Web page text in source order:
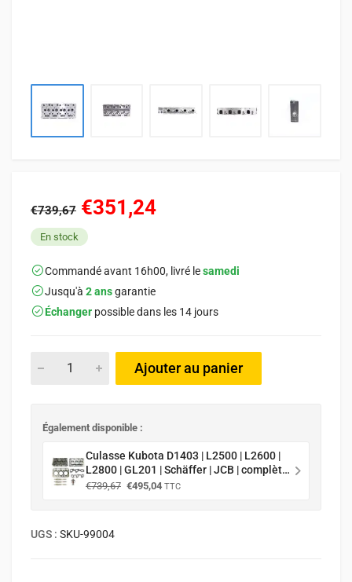
€739,67 €351,24
En stock
Commandé avant 16h00, livré lesamedi
Jusqu'à 2 ansgarantie
Échanger possible dans les 14 jours
Ajouter au panier
Également disponible :
Culasse Kubota D1403 | L2500 | L2600 |
L2800 | GL201 | Schäffer | JCB | complète
+ joint de culasse + bougie de
€739,67 Le
€495,04Le
TTC
UGS : SKU-99004